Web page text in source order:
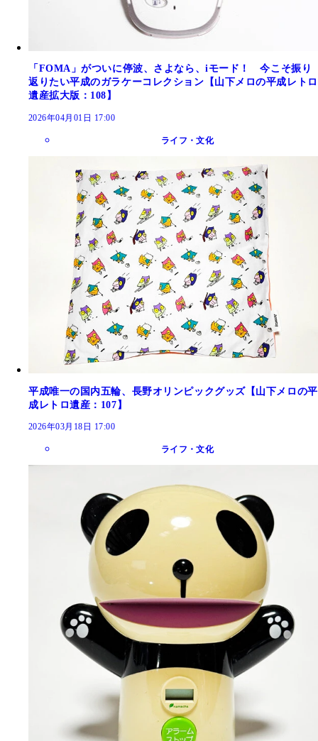
「FOMA」がついに停波、さよなら、iモード！ 今こそ振り
返りたい平成のガラケーコレクション【山下メロの平成レトロ
遺産拡大版：108】
2026年04月01日 17:00
ライフ・文化
平成唯一の国内五輪、長野オリンピックグッズ【山下メロの平
成レトロ遺産：107】
2026年03月18日 17:00
ライフ・文化